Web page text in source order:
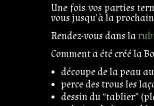
Une fois vos parties
vous jusqu’à la
Rendez-vous dans la
Comment a été créé la
découpe de la peau
perce des trous les
dessin du “tablier”